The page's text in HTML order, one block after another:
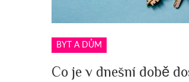
BYT A DŮM
Co je v dnešní době